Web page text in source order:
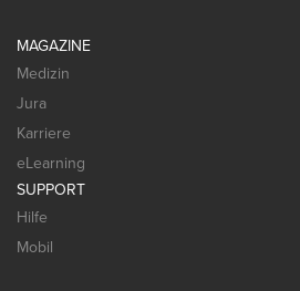
MAGAZINE
Medizin
Jura
Karriere
eLearning
SUPPORT
Hilfe
Mobil